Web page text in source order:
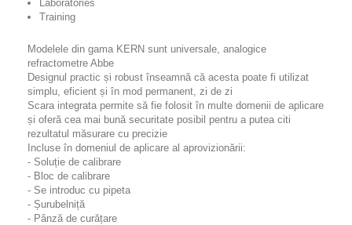
Laboratories
Training
Modelele din gama KERN sunt universale, analogice
refractometre Abbe
Designul practic și robust înseamnă că acesta poate fi utilizat
simplu, eficient și în mod permanent, zi de zi
Scara integrata permite să fie folosit în multe domenii de aplicare
și oferă cea mai bună securitate posibil pentru a putea citi
rezultatul măsurare cu precizie
Incluse în domeniul de aplicare al aprovizionării:
- Soluție de calibrare
- Bloc de calibrare
- Se introduc cu pipeta
- Șurubelniță
- Pânză de curățare